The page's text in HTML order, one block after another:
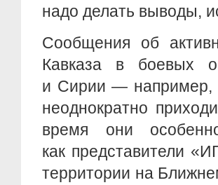
надо делать выводы,
Сообщения об
Кавказа в боевых
и Сирии — например,
неоднократно
время они
как представители
территории на